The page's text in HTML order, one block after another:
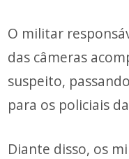
O militar
das câmeras
suspeito,
para os policiais
Diante disso, os